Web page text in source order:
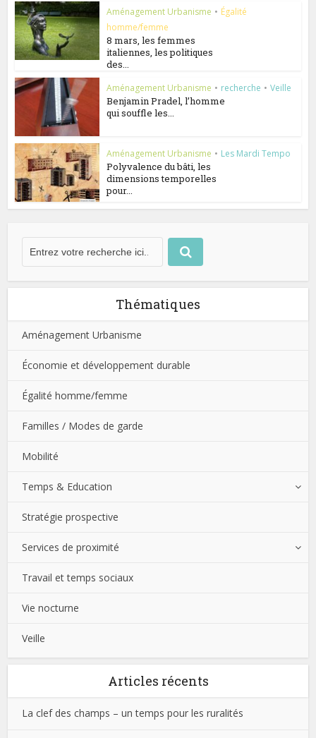
Aménagement Urbanisme • Égalité
homme/femme
8 mars, les femmes
italiennes, les politiques
des...
Aménagement Urbanisme • recherche • Veille
Benjamin Pradel, l’homme
qui souffle les...
Aménagement Urbanisme • Les Mardi Tempo
Polyvalence du bâti, les
dimensions temporelles
pour...
Thématiques
Aménagement Urbanisme
Économie et développement durable
Égalité homme/femme
Familles / Modes de garde
Mobilité
Temps & Education
Stratégie prospective
Services de proximité
Travail et temps sociaux
Vie nocturne
Veille
Articles récents
La clef des champs – un temps pour les ruralités